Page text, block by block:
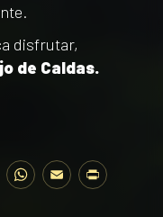
disfrutar,
de Caldas.
TelegramWhatsApp
Email